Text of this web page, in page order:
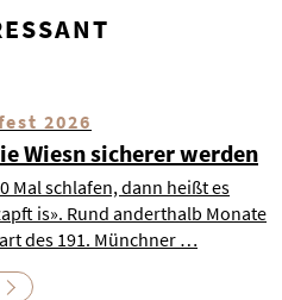
2026
Wiesn sicherer werden
Mal schlafen, dann heißt es
is». Rund anderthalb Monate
des 191. Münchner …